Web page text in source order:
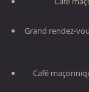
Grand rendez-
Café